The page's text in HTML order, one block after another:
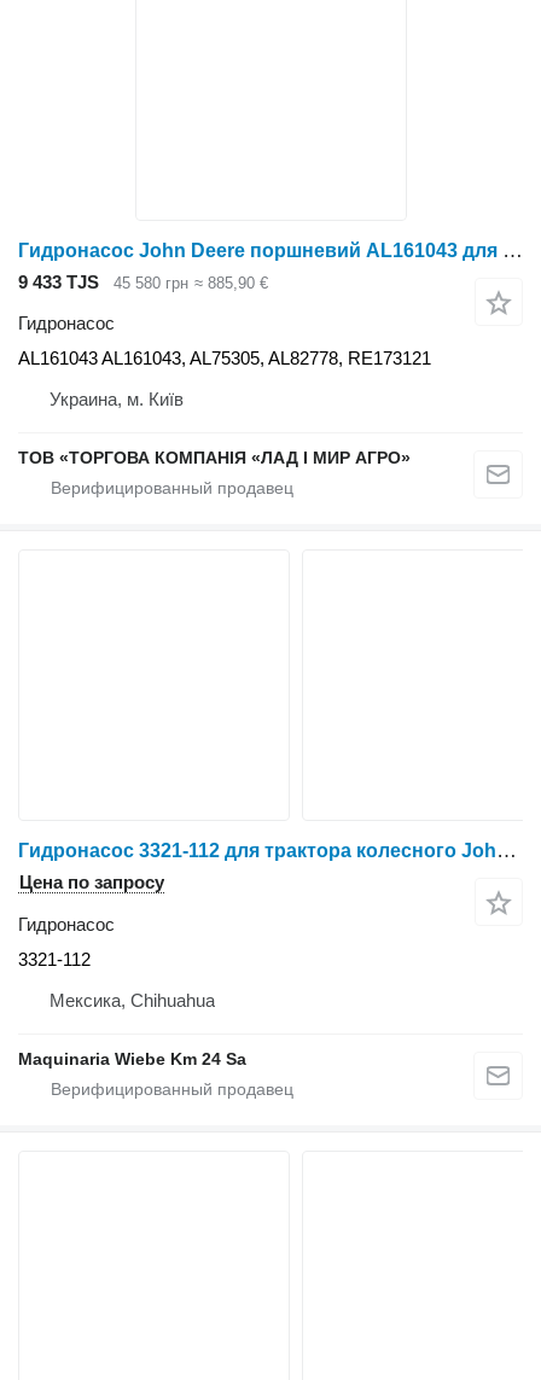
Гидронасос John Deere поршневий AL161043 для трактора колесного John Deere
9 433 TJS 45 580 грн ≈ 885,90 €
Гидронасос
AL161043 AL161043, AL75305, AL82778, RE173121
Украина, м. Київ
ТОВ «ТОРГОВА КОМПАНІЯ «ЛАД І МИР АГРО»
Гидронасос 3321-112 для трактора колесного John Deere 15301
Цена по запросу
Гидронасос
3321-112
Мексика, Chihuahua
Maquinaria Wiebe Km 24 Sa